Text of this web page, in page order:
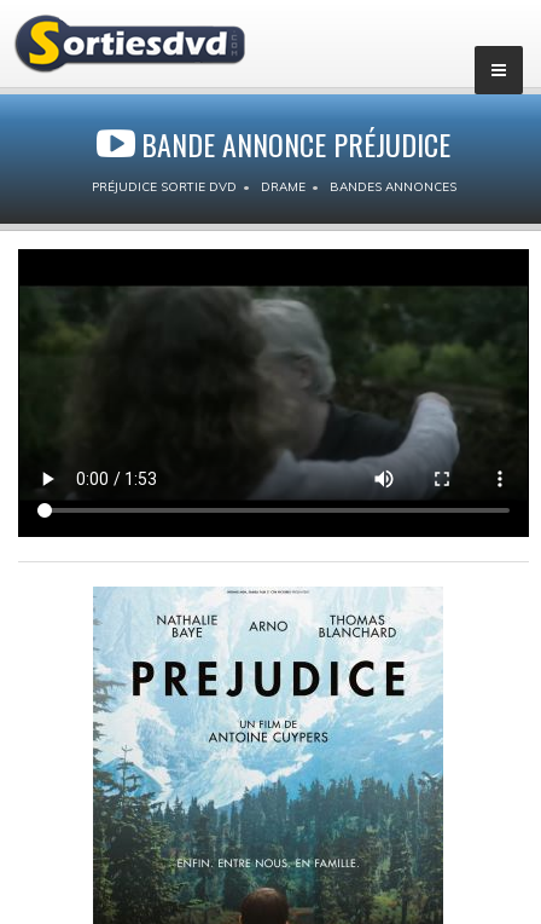
BANDE ANNONCE PRÉJUDICE
PRÉJUDICE SORTIE DVD DRAME BANDES ANNONCES